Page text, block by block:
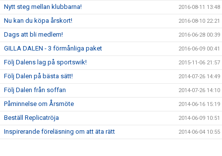
Nytt steg mellan klubbarna! 2016-08-11 13:48
Nu kan du köpa årskort! 2016-08-10 22:21
Dags att bli medlem! 2016-06-28 00:39
GILLA DALEN - 3 förmånliga paket 2016-06-09 00:41
Följ Dalens lag på sportswik! 2015-11-06 21:57
Följ Dalen på bästa sätt! 2014-07-26 14:49
Följ Dalen från soffan 2014-07-26 14:10
Påminnelse om Årsmöte 2014-06-16 15:19
Beställ Replicatröja 2014-06-09 10:51
Inspirerande föreläsning om att äta rätt 2014-06-04 10:55